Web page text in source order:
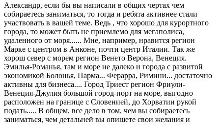
Александр, если бы вы написали в общих чертах чем
собираетесь заниматься, то тогда и ребята активнее стали
участвовать в вашей теме. Ведь , что хорошо для курортного
города, то может быть не приемлемо для мегаполиса,
удаленного от моря...... Мне, например, нравится регион
Марке с центром в Анконе, почти центр Италии. Так же
хорош север с морем регион Венето Верона, Венеция.
Эмилья-Романья, там и море не далеко и города с развитой
экономикой Болонья, Парма... Ферарра, Римини... достаточно
активны для бизнеса.... Город Триест регион Фриули-
Венеция-Джулия большой город-порт на море, выгодно
расположен на границе с Словенией, до Хорватии рукой
подать..... В общем, все дело в том, чем вы собираетесь
заниматься, чем детальней вы опишете свои желания и